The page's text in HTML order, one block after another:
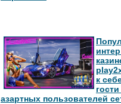
к
азартных пользователей